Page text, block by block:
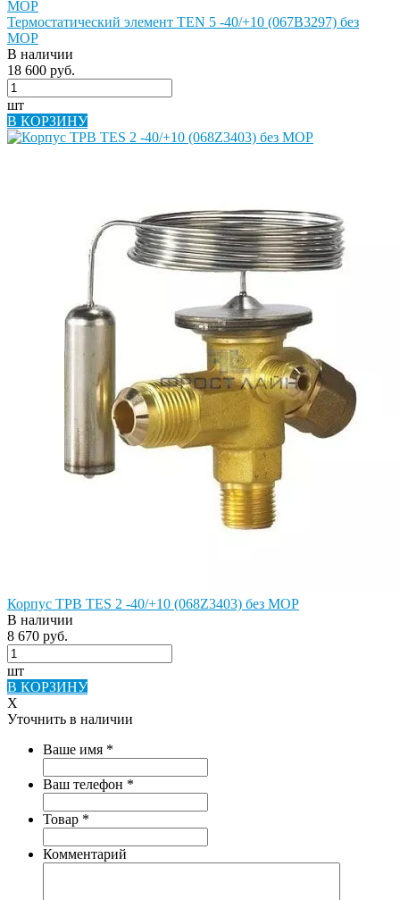
Термостатический элемент TEN 5 -40/+10 (067B3297) без
MOP
В наличии
18 600 руб.
шт
В КОРЗИНУ
Корпус ТРВ TES 2 -40/+10 (068Z3403) без MOP
В наличии
8 670 руб.
шт
В КОРЗИНУ
X
Уточнить в наличии
Ваше имя *
Ваш телефон *
Товар *
Комментарий